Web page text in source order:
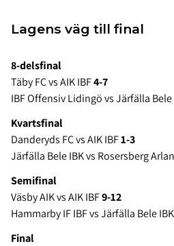
Lagens väg till final
8-delsfinal
Täby FC vs AIK IBF4-7
IBF Offensiv Lidingö vs Järfälla Bele
Kvartsfinal
Danderyds FC vs AIK IBF1-3
Järfälla Bele IBK vs Rosersberg
Semifinal
Väsby AIK vs AIK IBF9-12
Hammarby IF IBF vs Järfälla Bele IBK
Final